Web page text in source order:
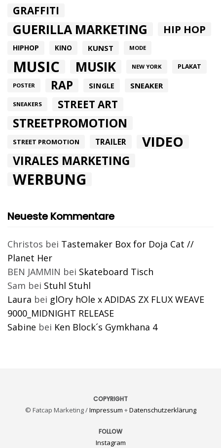
GRAFFITI
GUERILLA MARKETING HIP HOP
HIPHOP KINO KUNST MODE
MUSIC MUSIK NEW YORK PLAKAT
POSTER RAP SINGLE SNEAKER
SNEAKERS STREET ART
STREETPROMOTION
STREET PROMOTION TRAILER VIDEO
VIRALES MARKETING
WERBUNG
Neueste Kommentare
Christos bei Tastemaker Box for Doja Cat //
Planet Her
BEN JAMMIN bei Skateboard Tisch
Sam bei Stuhl Stuhl
Laura bei glOry hOle x ADIDAS ZX FLUX WEAVE
9000_MIDNIGHT RELEASE
Sabine bei Ken Block´s Gymkhana 4
COPYRIGHT
© Fatcap Marketing /Impressum +Datenschutzerklärung
FOLLOW
Instagram